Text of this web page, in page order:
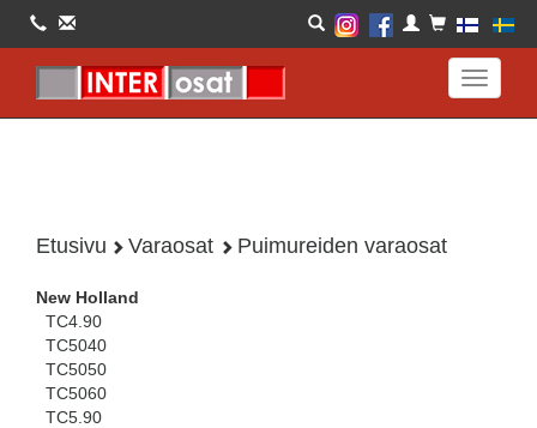
Toggle
Etusivu Varaosat Puimureiden varaosat
New Holland
TC4.90
TC5040
TC5050
TC5060
TC5.90